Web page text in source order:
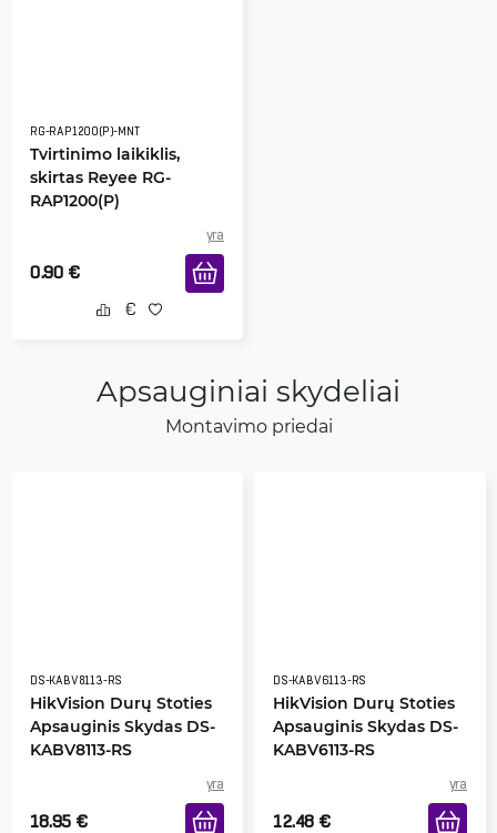
RG-RAP1200(P)-MNT
Tvirtinimo laikiklis,
skirtas Reyee RG-
RAP1200(P)
yra
0.90 €
Apsauginiai skydeliai
Montavimo priedai
DS-KABV8113-RS
HikVision Durų Stoties
Apsauginis Skydas DS-
KABV8113-RS
yra
18.95 €
DS-KABV6113-RS
HikVision Durų Stoties
Apsauginis Skydas DS-
KABV6113-RS
yra
12.48 €